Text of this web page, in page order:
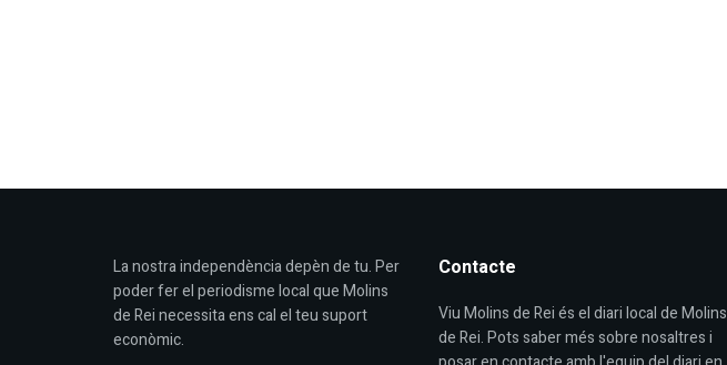
La nostra independència depèn de tu. Per
poder fer el periodisme local que Molins
de Rei necessita ens cal el teu suport
econòmic.
Contacte
Viu Molins de Rei és el diari local de Molins
de Rei. Pots saber més sobre nosaltres i